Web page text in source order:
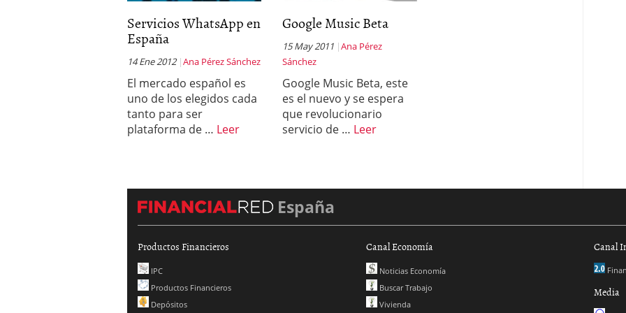
Servicios WhatsApp en
España
14 Ene 2012 Ana Pérez Sánchez
El mercado español es
uno de los elegidos cada
tanto para ser
plataforma de … Leer
Google Music Beta
15 May 2011 Ana Pérez
Sánchez
Google Music Beta, este
es el nuevo y se espera
que revolucionario
servicio de … Leer
España
Productos Financieros
IPC
Productos Financieros
Depósitos
Canal Economía
Noticias Economía
Buscar Trabajo
Vivienda
Canal
Media